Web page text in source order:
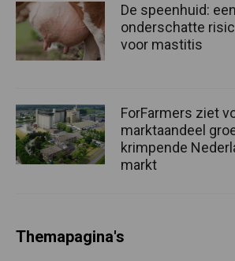
De speenhuid:
onderschatte
voor mastitis
ForFarmers ziet
marktaandeel
krimpende
markt
Themapagina's